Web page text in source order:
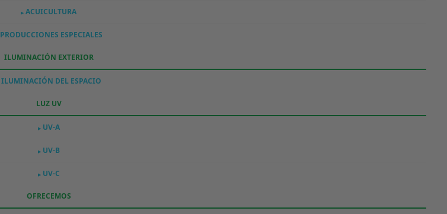
▶ ACUICULTURA
PRODUCCIONES ESPECIALES
ILUMINACIÓN EXTERIOR
ILUMINACIÓN DEL ESPACIO
LUZ UV
▶ UV-A
▶ UV-B
▶ UV-C
OFRECEMOS